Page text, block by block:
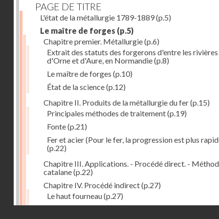
PAGE DE TITRE
L'état de la métallurgie 1789-1889(p.5)
Le maître de forges (p.5)
Chapitre premier. Métallurgie(p.6)
Extrait des statuts des forgerons d'entre les rivières
d'Orne et d'Aure, en Normandie(p.8)
Le maître de forges (p.10)
État de la science(p.12)
Chapitre II. Produits de la métallurgie du fer(p.15)
Principales méthodes de traitement(p.19)
Fonte(p.21)
Fer et acier (Pour le fer, la progression est plus
(p.22)
Chapitre III. Applications. - Procédé direct. -
catalane(p.22)
Chapitre IV. Procédé indirect(p.27)
Le haut fourneau(p.27)